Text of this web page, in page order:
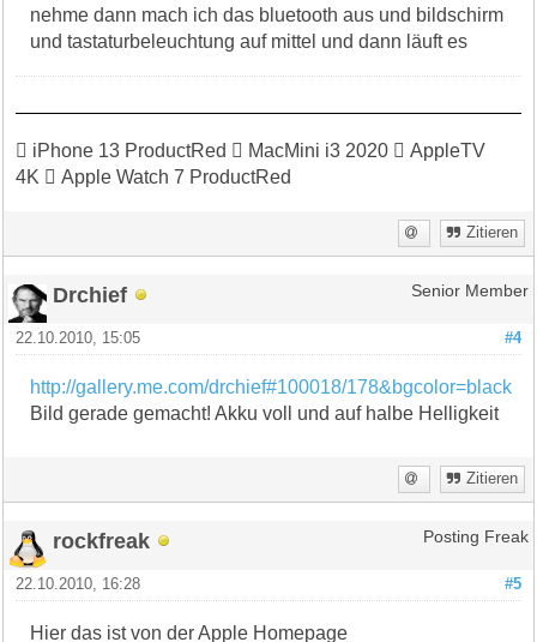
nehme dann mach ich das bluetooth aus und bildschirm
und tastaturbeleuchtung auf mittel und dann läuft es
 iPhone 13 ProductRed  MacMini i3 2020  AppleTV
4K  Apple Watch 7 ProductRed
Zitieren
Drchief Senior Member
#4
22.10.2010, 15:05
http://gallery.me.com/drchief#100018/178&bgcolor=black
Bild gerade gemacht! Akku voll und auf halbe Helligkeit
Zitieren
rockfreak Posting Freak
#5
22.10.2010, 16:28
Hier das ist von der Apple Homepage